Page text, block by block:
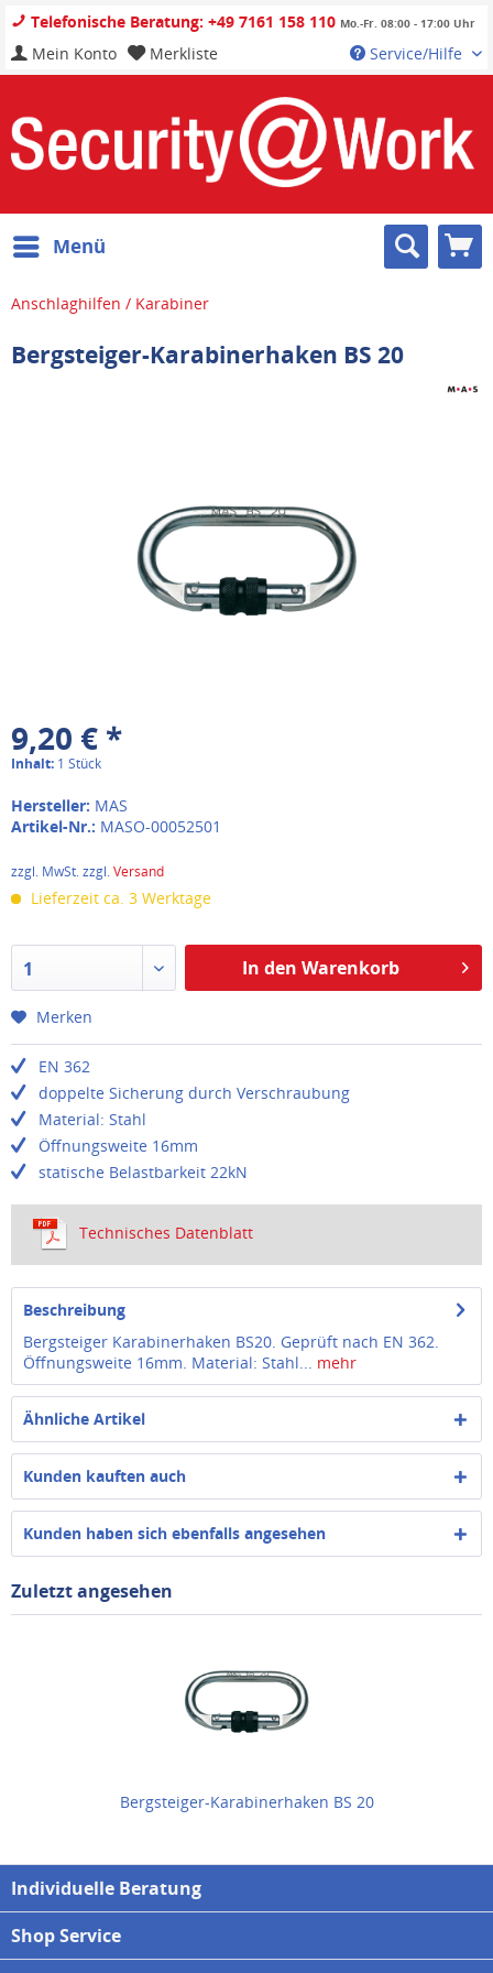
Telefonische Beratung: +49 7161 158 110 Mo.-Fr. 08:00 - 17:00 Uhr
Service/Hilfe
Mein Konto Merkliste
Menü
Anschlaghilfen / Karabiner
Bergsteiger-Karabinerhaken BS 20
9,20 € *
Inhalt: 1 Stück
Hersteller: MAS
Artikel-Nr.: MASO-00052501
zzgl. MwSt. zzgl.Versand
Lieferzeit ca. 3 Werktage
1 In den Warenkorb
Merken
EN 362
doppelte Sicherung durch Verschraubung
Material: Stahl
Öffnungsweite 16mm
statische Belastbarkeit 22kN
Technisches Datenblatt
Beschreibung
Bergsteiger Karabinerhaken BS20. Geprüft nach EN 362.
Öffnungsweite 16mm. Material: Stahl... mehr
Ähnliche Artikel
Kunden kauften auch
Kunden haben sich ebenfalls angesehen
Zuletzt angesehen
Bergsteiger-Karabinerhaken BS 20
Individuelle Beratung
Shop Service